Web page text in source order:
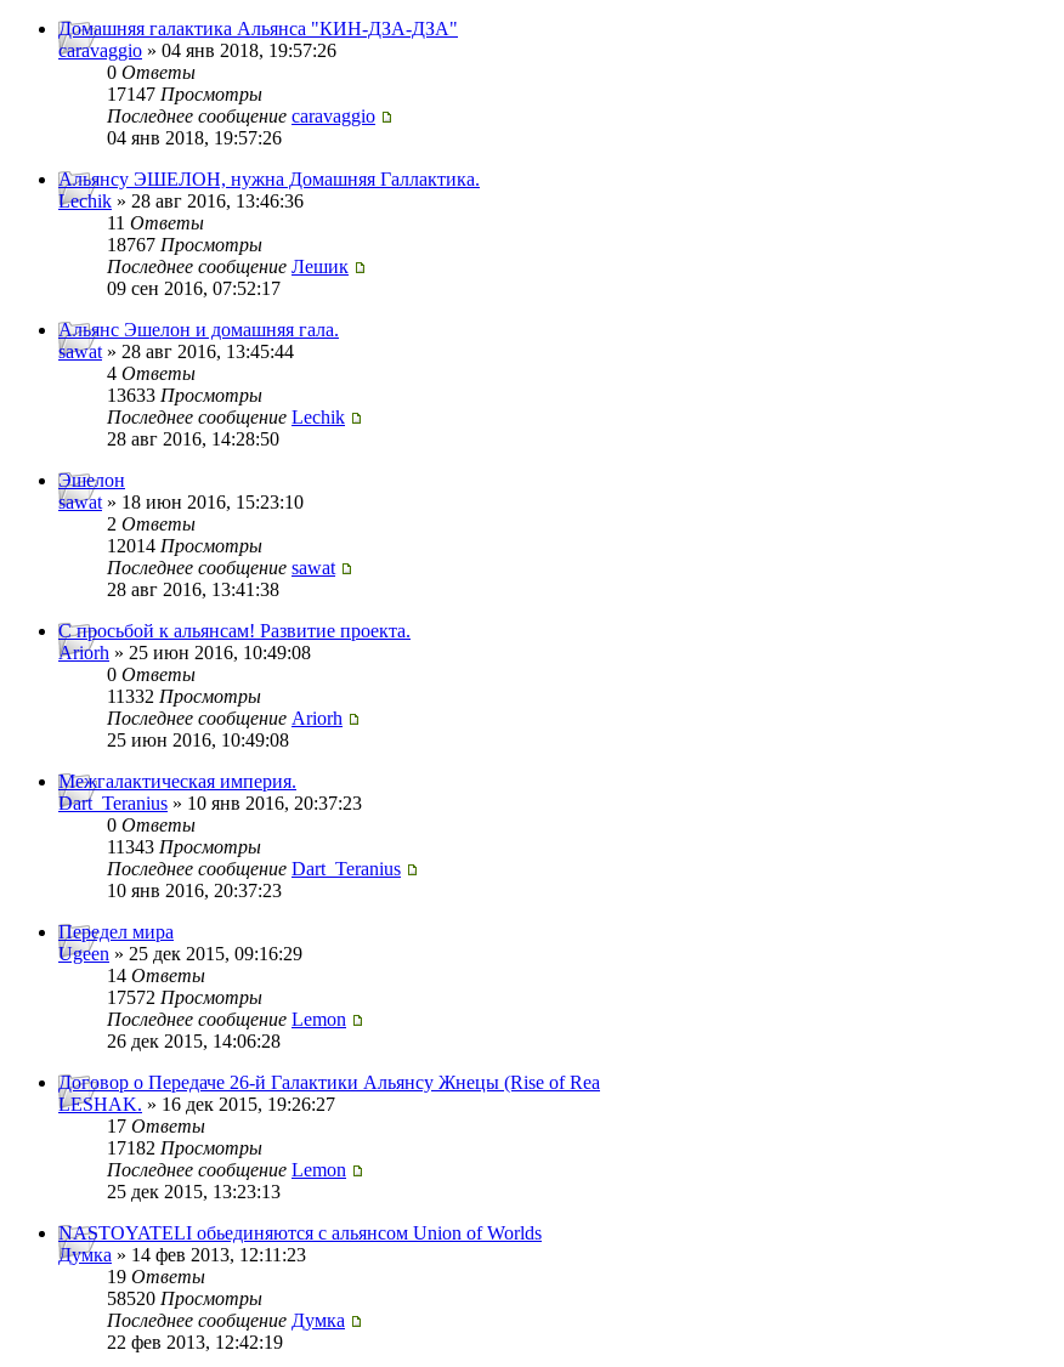
Домашняя галактика Альянса "КИН-ДЗА-ДЗА"
caravaggio » 04 янв 2018, 19:57:26
0 Ответы
17147 Просмотры
Последнее сообщение caravaggio
04 янв 2018, 19:57:26
Альянсу ЭШЕЛОН, нужна Домашняя Галлактика.
Lechik » 28 авг 2016, 13:46:36
11 Ответы
18767 Просмотры
Последнее сообщение Лешик
09 сен 2016, 07:52:17
Альянс Эшелон и домашняя гала.
sawat » 28 авг 2016, 13:45:44
4 Ответы
13633 Просмотры
Последнее сообщение Lechik
28 авг 2016, 14:28:50
Эшелон
sawat » 18 июн 2016, 15:23:10
2 Ответы
12014 Просмотры
Последнее сообщение sawat
28 авг 2016, 13:41:38
C просьбой к альянсам! Развитие проекта.
Ariorh » 25 июн 2016, 10:49:08
0 Ответы
11332 Просмотры
Последнее сообщение Ariorh
25 июн 2016, 10:49:08
Межгалактическая империя.
Dart_Teranius » 10 янв 2016, 20:37:23
0 Ответы
11343 Просмотры
Последнее сообщение Dart_Teranius
10 янв 2016, 20:37:23
Передел мира
Ugeen » 25 дек 2015, 09:16:29
14 Ответы
17572 Просмотры
Последнее сообщение Lemon
26 дек 2015, 14:06:28
Договор о Передаче 26-й Галактики Альянсу Жнецы (Rise of Rea
LESHAK. » 16 дек 2015, 19:26:27
17 Ответы
17182 Просмотры
Последнее сообщение Lemon
25 дек 2015, 13:23:13
NASTOYATELI обьединяются с альянсом Union of Worlds
Думка » 14 фев 2013, 12:11:23
19 Ответы
58520 Просмотры
Последнее сообщение Думка
22 фев 2013, 12:42:19